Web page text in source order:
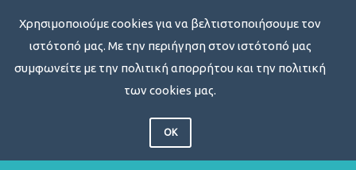
Χρησιμοποιούμε cookies για να βελτιστοποιήσουμε τον
ιστότοπό μας. Με την περιήγηση στον ιστότοπό μας
συμφωνείτε με την πολιτική απορρήτου και την πολιτική
των cookies μας.
OK